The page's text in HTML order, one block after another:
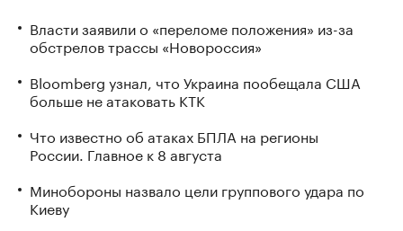
Власти заявили о «переломе положения» из-за
обстрелов трассы «Новороссия»
Bloomberg узнал, что Украина пообещала США
больше не атаковать КТК
Что известно об атаках БПЛА на регионы
России. Главное к 8 августа
Минобороны назвало цели группового удара по
Киеву